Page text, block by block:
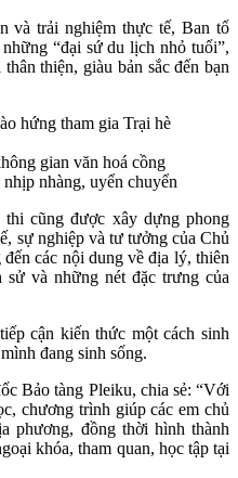
và trải nghiệm thực tế, Ban tổ
“đại sứ du lịch nhỏ tuổi”,
thiện, giàu bản sắc đến bạn
gian văn hoá cồng
nhàng, uyển chuyển
cũng được xây dựng phong
sự nghiệp và tư tưởng của Chủ
các nội dung về địa lý, thiên
và những nét đặc trưng của
cận kiến thức một cách sinh
đang sinh sống.
Bảo tàng Pleiku, chia sẻ: “Với
chương trình giúp các em chủ
phương, đồng thời hình thành
khóa, tham quan, học tập tại